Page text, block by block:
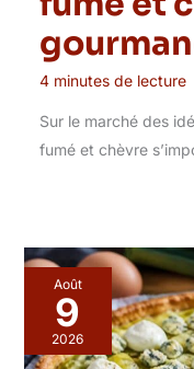
4 minutes de lecture
Sur le marché des
fumé et chèvre
Août
9
2026